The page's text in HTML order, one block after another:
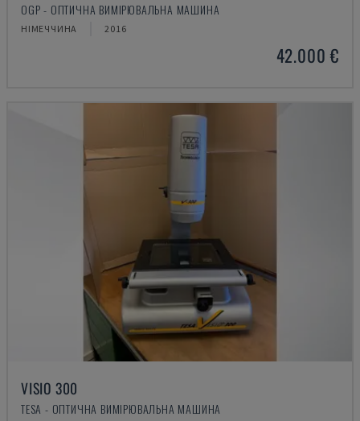
OGP - ОПТИЧНА ВИМІРЮВАЛЬНА МАШИНА
НІМЕЧЧИНА 2016
42.000 €
VISIO 300
TESA - ОПТИЧНА ВИМІРЮВАЛЬНА МАШИНА